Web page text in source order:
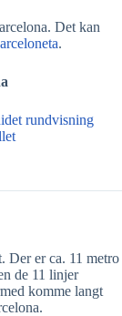
Det kan
.
rundvisning
Der er ca. 11 metro
de 11 linjer
komme langt